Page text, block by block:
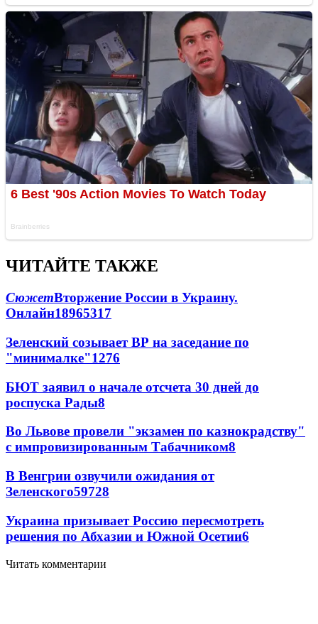
ЧИТАЙТЕ ТАКЖЕ
СюжетВторжение России в Украину.
Онлайн18965317
Зеленский созывает ВР на заседание по
"минималке"1276
БЮТ заявил о начале отсчета 30 дней до
роспуска Рады8
Во Львове провели "экзамен по казнокрадству"
с импровизированным Табачником8
В Венгрии озвучили ожидания от
Зеленского59728
Украина призывает Россию пересмотреть
решения по Абхазии и Южной Осетии6
Читать комментарии